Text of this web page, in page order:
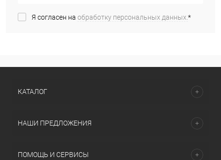
Я согласен на обработку персональных данных.*
КАТАЛОГ
НАШИ ПРЕДЛОЖЕНИЯ
ПОМОЩЬ И СЕРВИСЫ